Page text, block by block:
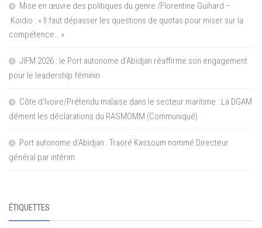
Mise en œuvre des politiques du genre /Florentine Guihard –
Koidio : « Il faut dépasser les questions de quotas pour miser sur la
compétence… »
JIFM 2026 : le Port autonome d’Abidjan réaffirme son engagement
pour le leadership féminin
Côte d’Ivoire/Prétendu malaise dans le secteur maritime : La DGAM
dément les déclarations du RASMOMM (Communiqué)
Port autonome d’Abidjan : Traoré Kassoum nommé Directeur
général par intérim
ÉTIQUETTES